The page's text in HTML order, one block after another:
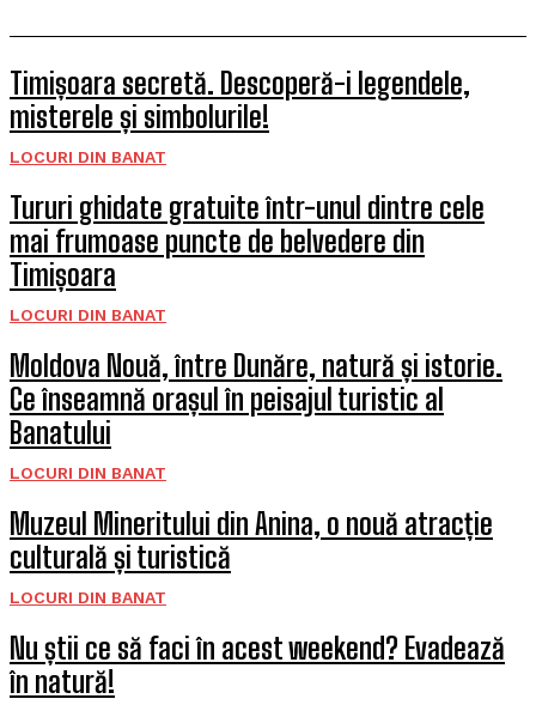
Timișoara secretă. Descoperă-i legendele,
misterele și simbolurile!
LOCURI DIN BANAT
Tururi ghidate gratuite într-unul dintre cele
mai frumoase puncte de belvedere din
Timișoara
LOCURI DIN BANAT
Moldova Nouă, între Dunăre, natură și istorie.
Ce înseamnă orașul în peisajul turistic al
Banatului
LOCURI DIN BANAT
Muzeul Mineritului din Anina, o nouă atracție
culturală și turistică
LOCURI DIN BANAT
Nu știi ce să faci în acest weekend? Evadează
în natură!